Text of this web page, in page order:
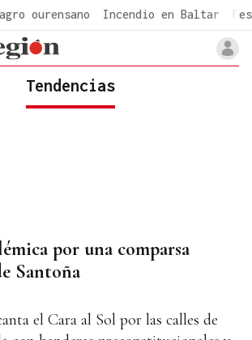
ourensano Incendio en Baltar
Tendencias
por una comparsa
Santoña
el Cara al Sol por las calles de